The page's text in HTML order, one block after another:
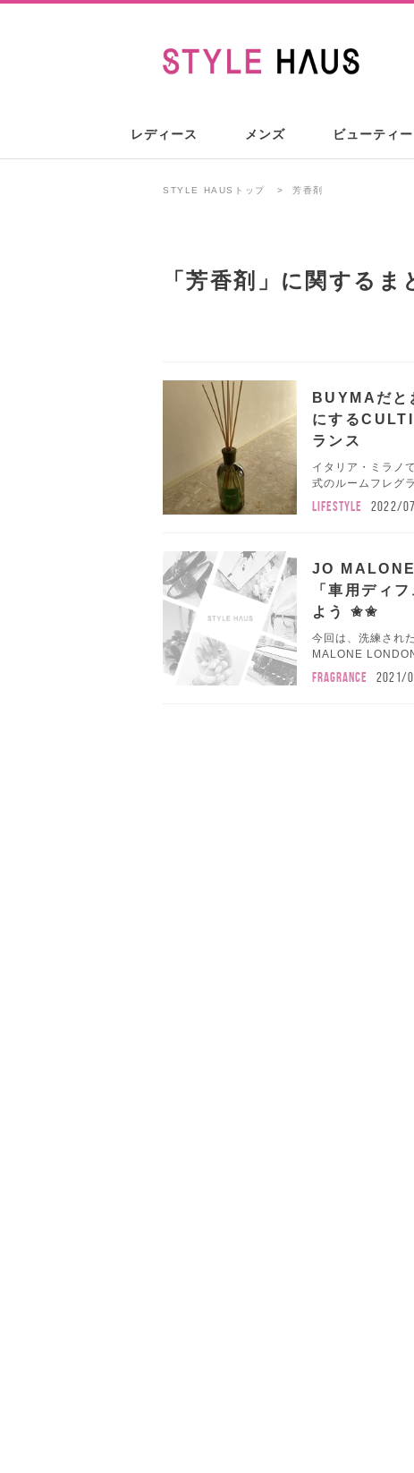
レディース メンズ ビューティー
STYLE HAUSトップ 芳香剤
「芳香剤 」に関するま
BUYMAだと
にする
ランス
イタリア・ミラノ
式のルームフレグ
LIFESTYLE 2022/
JO
「車用ディ
よう ︎✬✬
今回は、洗練され
MALONE
FRAGRANCE 2021/